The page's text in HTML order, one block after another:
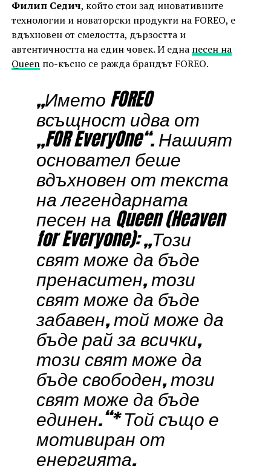
Филип Седич, който стои зад иновативните
технологии и новаторски продукти на FOREO, е
вдъхновен от смелостта, дързостта и
автентичността на един човек. И една песен на
Queenпо-късно се ражда брандът FOREO.
„Името FOREO
всъщност идва от
„FOR EveryOne“. Нашият
основател беше
вдъхновен от текста
на легендарната
песен на Queen (Heaven
for Everyone): „Този
свят може да бъде
пренаситен, този
свят може да бъде
забавен, той може да
бъде рай за всички,
този свят може да
бъде свободен, този
свят може да бъде
единен.“* Той също е
мотивиран от
енергията,